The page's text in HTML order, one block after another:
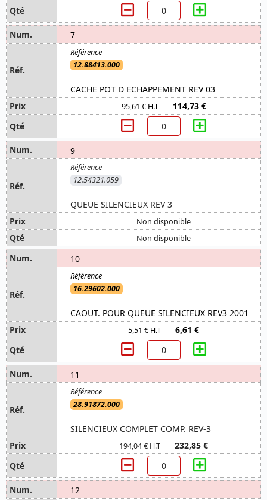
7
12.88413.000
CACHE POT D ECHAPPEMENT REV 03
95,61 € H.T 114,73 €
9
12.54321.059
QUEUE SILENCIEUX REV 3
Non disponible
Non disponible
10
16.29602.000
CAOUT. POUR QUEUE SILENCIEUX REV3 2001
5,51 € H.T 6,61 €
11
28.91872.000
SILENCIEUX COMPLET COMP. REV-3
194,04 € H.T 232,85 €
12